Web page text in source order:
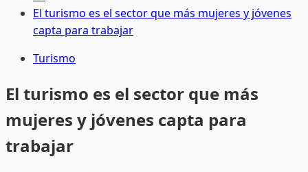
El turismo es el sector que más mujeres y jóvenes
capta para trabajar
Turismo
El turismo es el sector que más
mujeres y jóvenes capta para
trabajar